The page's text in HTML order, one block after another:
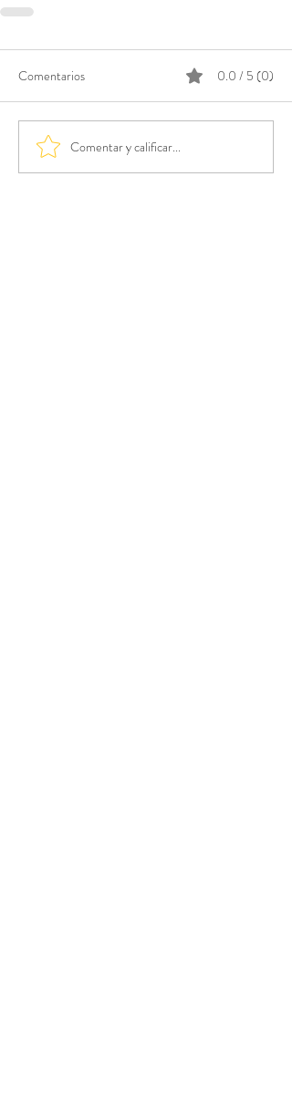
Comentarios 0.0 / 5 (0)
Comentar y calificar...